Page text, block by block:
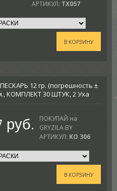
АРТИКУЛ: TX057
В КОРЗИНУ
12 гр. (погрешность ±
КОМПЛЕКТ 30 ШТУК, 2 Уха
руб.
ПОКУПАЙ на
GRYZILA.BY
АРТИКУЛ: KO 306
В КОРЗИНУ